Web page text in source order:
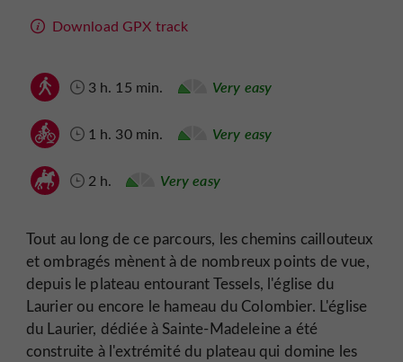
Download GPX track
3 h. 15 min. Very easy
1 h. 30 min. Very easy
2 h. Very easy
Tout au long de ce parcours, les chemins caillouteux
et ombragés mènent à de nombreux points de vue,
depuis le plateau entourant Tessels, l'église du
Laurier ou encore le hameau du Colombier. L'église
du Laurier, dédiée à Sainte-Madeleine a été
construite à l'extrémité du plateau qui domine les